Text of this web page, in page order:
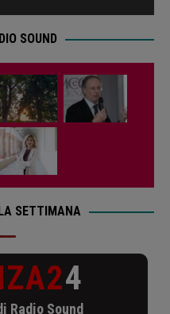
SOUND
SETTIMANA
4
Radio Sound